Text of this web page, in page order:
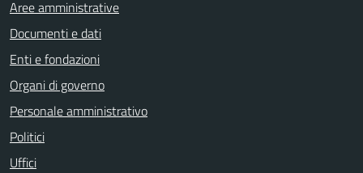
Aree amministrative
Documenti e dati
Enti e fondazioni
Organi di governo
Personale amministrativo
Politici
Uffici